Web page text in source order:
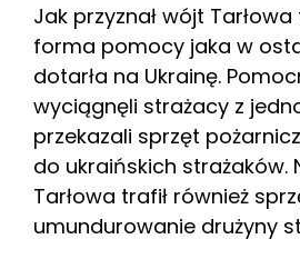
Jak przyznał wójt
forma pomocy jaka w
dotarła na Ukrainę.
wyciągnęli strażacy z
przekazali sprzęt
do ukraińskich strażaków.
Tarłowa trafił również
umundurowanie drużyny